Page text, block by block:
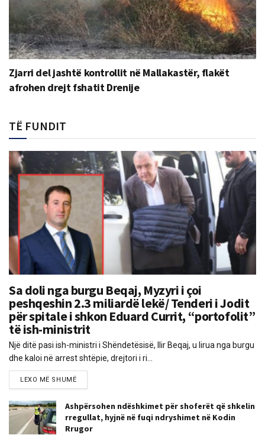
Zjarri del jashtë kontrollit në Mallakastër, flakët
afrohen drejt fshatit Drenije
TË FUNDIT
Sa doli nga burgu Beqaj, Myzyri i çoi
peshqeshin 2.3 miliardë lekë/ Tenderi i Jodit
për spitale i shkon Eduard Currit, “portofolit”
të ish-ministrit
Një ditë pasi ish-ministri i Shëndetësisë, Ilir Beqaj, u lirua nga burgu
dhe kaloi në arrest shtëpie, drejtori i ri...
LEXO MË SHUMË
Ashpërsohen ndëshkimet për shoferët që shkelin
rregullat, hyjnë në fuqi ndryshimet në Kodin
Rrugor